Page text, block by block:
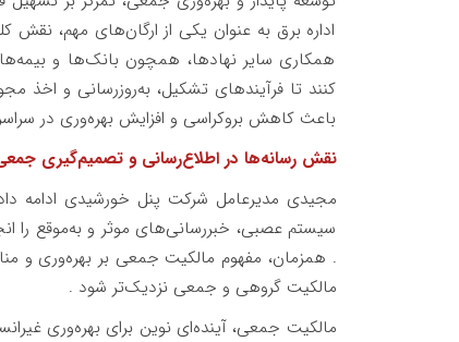
اداره برق به عنوان یکی از ارگان‌های مهم، نقش
همکاری سایر نهادها، همچون بانک‌ها و
کنند تا فرآیندهای تشکیل، به‌روزرسانی و اخذ
باعث کاهش بروکراسی و افزایش بهره‌وری در
نقش رسانه‌ها در اطلاع‌رسانی و تصمیم‌گیری
مجیدی مدیرعامل شرکت پنل خورشیدی ادامه
سیستم عصبی، خبررسانی‌های موثر و به‌موقع را
. همزمان، مفهوم مالکیت جمعی بر بهره‌وری و
مالکیت گروهی و جمعی نزدیک‌تر شود .
مالکیت جمعی، آینده‌ای نوین برای بهره‌وری